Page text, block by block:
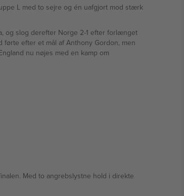
L med to sejre og én uafgjort mod stærk
og slog derefter Norge 2-1 efter forlænget
førte efter et mål af Anthony Gordon, men
nu nøjes med en kamp om
Med to angrebslystne hold i direkte